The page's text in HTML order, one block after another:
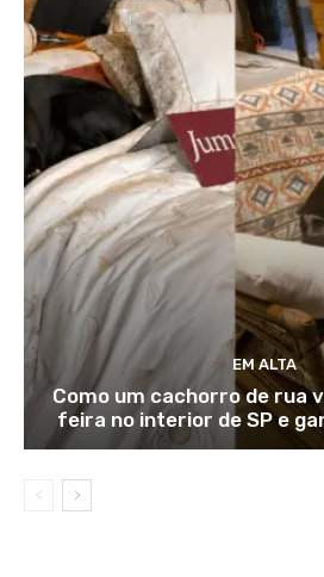
EM ALTA
Como um cachorro de rua
feira no interior de SP e